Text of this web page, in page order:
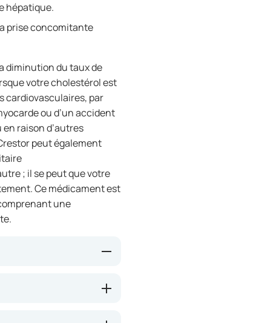
hépatique.
prise concomitante
diminution du taux de
votre cholestérol est
cardiovasculaires, par
ou d’un accident
raison d’autres
peut également
; il se peut que votre
Ce médicament est
une
de réduire le taux de